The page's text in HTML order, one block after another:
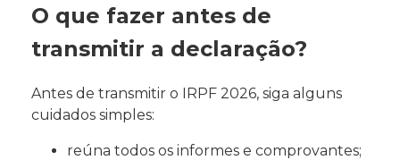
O que fazer antes de
transmitir a declaração?
Antes de transmitir o IRPF 2026, siga alguns
cuidados simples:
reúna todos os informes e comprovantes;